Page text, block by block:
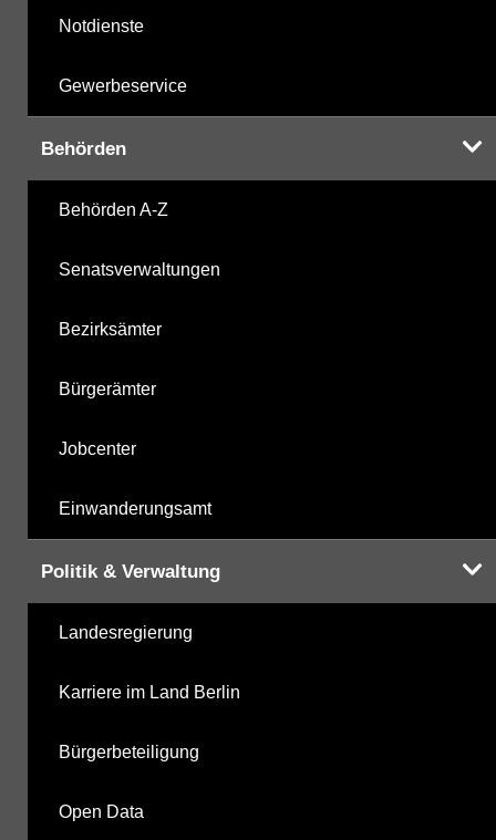
Hinweis:Zur Anzeige und zum Download der
Probenahmedaten nutzen Sie bitte die
Notdienste
Gewerbeservice
Behörden
Behörden A-Z
Senatsverwaltungen
Bezirksämter
Bürgerämter
Jobcenter
Einwanderungsamt
Politik & Verwaltung
Landesregierung
Karriere im Land Berlin
Bürgerbeteiligung
Open Data